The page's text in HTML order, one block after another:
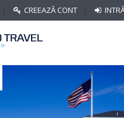
CREEAZĂ CONT